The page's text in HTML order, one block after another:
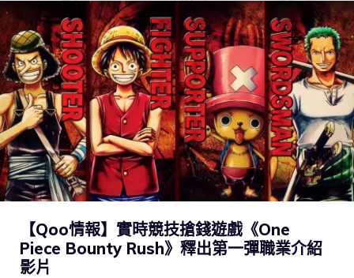
【Qoo情報】實時競技搶錢遊戲《One
Piece Bounty Rush》釋出第一彈職業介紹
影片